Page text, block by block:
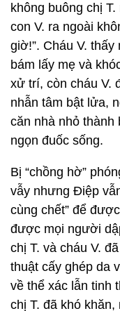
không buông chị
con V. ra ngoài
giờ!”. Cháu V.
bám lấy mẹ và
xử trí, còn cháu V.
nhẫn tâm bật lửa,
căn nhà nhỏ
ngọn đuốc sống.
Bị “chồng hờ”
vẫy nhưng Điệp
cùng chết” để
được mọi người
chị T. và cháu V.
thuật cấy ghép da
về thể xác lẫn tinh
chị T. đã khó